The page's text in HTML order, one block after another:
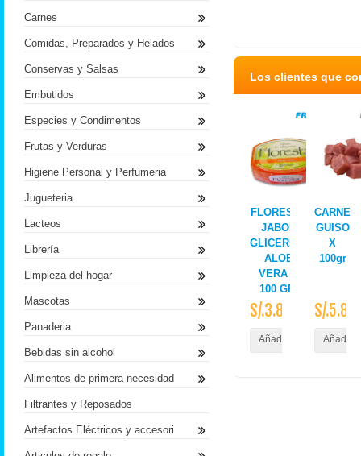
Los clientes que
FLORESTA
JABON
GLICERINA
ALOE
VERA X
100 GR.
S/.3.80
Añadir al Carrito
CARNE
GUISO
X
100gr
S/.5.80
Añadir
Carnes
Comidas, Preparados y Helados
Conservas y Salsas
Embutidos
Especies y Condimentos
Frutas y Verduras
Higiene Personal y Perfumeria
Jugueteria
Lacteos
Librería
Limpieza del hogar
Mascotas
Panaderia
Bebidas sin alcohol
Alimentos de primera necesidad
Filtrantes y Reposados
Artefactos Eléctricos y accesori